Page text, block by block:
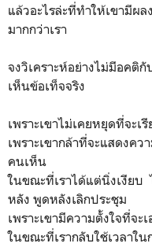
แล้วอะไรล่ะที่ทำให้เขามีผ
มากกว่าเรา
จงวิเคราะห์อย่างไม่มีอคติ
เห็นข้อเท็จจริง
เพราะเขาไม่เคยหยุดที่จะเ
เพราะเขากล้าที่จะแสดงค
คนเห็น
ในขณะที่เราได้แต่นิ่งเงียบ
หลัง พูดหลังเลิกประชุม
เพราะเขามีความตั้งใจที่จะ
ในขณะที่เรากลับใช้เวลาใ